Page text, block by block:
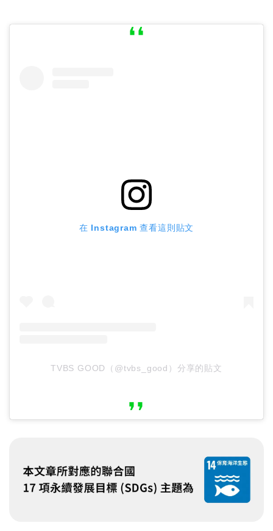
在 Instagram 查看這則貼文
TVBS GOOD（@tvbs_good）分享的貼文